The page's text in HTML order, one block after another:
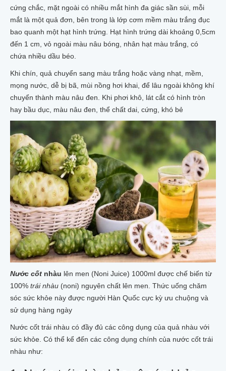
cứng chắc, mặt ngoài có nhiều mắt hình đa giác sần sùi, mỗi
mắt là một quả đơn, bên trong là lớp cơm mềm màu trắng đục
bao quanh một hạt hình trứng. Hạt hình trứng dài khoảng 0,5cm
đến 1 cm, vỏ ngoài màu nâu bóng, nhân hạt màu trắng, có
chứa nhiều dầu béo.
Khi chín, quả chuyển sang màu trắng hoặc vàng nhạt, mềm,
mọng nước, dễ bị bã, mùi nồng hơi khai, để lâu ngoài không khí
chuyển thành màu nâu đen. Khi phơi khô, lát cắt có hình tròn
hay bầu dục, màu nâu đen, thể chất dai, cứng, khó bẻ
Nước cốt nhàu lên men (Noni Juice) 1000ml được chế biến từ
100% trái nhàu (noni) nguyên chất lên men. Thức uống chăm
sóc sức khỏe này được người Hàn Quốc cực kỳ ưu chuộng và
sử dụng hàng ngày
Nước cốt trái nhàu có đầy đủ các công dụng của quả nhàu với
sức khỏe. Có thể kể đến các công dụng chính của nước cốt trái
nhàu như: